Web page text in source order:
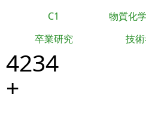
C1 物質化
卒業研究
技
4234
+